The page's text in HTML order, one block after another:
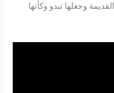
وجعلها تبدو وكأنها